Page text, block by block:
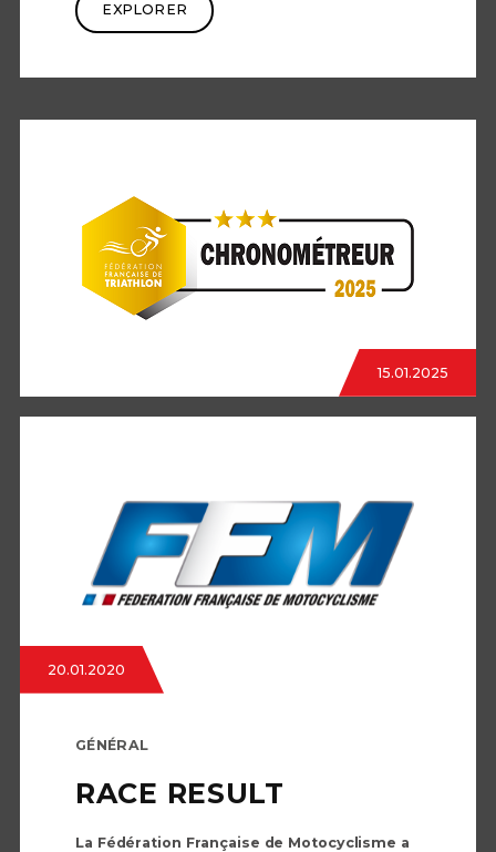
15.01.2025
EXPLORER
20.01.2020
GÉNÉRAL
RACE RESULT
La Fédération Française de Motocyclisme a